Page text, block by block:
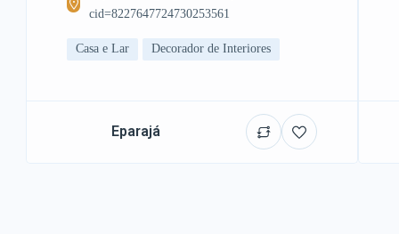
cid=8227647724730253561
Casa e Lar Decorador de Interiores
Eparajá